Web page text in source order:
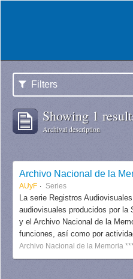
Filters
Showing 1
Archival description
AUyF Series
La serie Registros
audiovisuales producidos por la
y el Archivo Nacional de la
funciones, así como por
Archivo Nacional de la Memoria